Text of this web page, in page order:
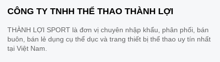
CÔNG TY TNHH THỂ THAO THÀNH LỢI
THÀNH LỢI SPORT là đơn vị chuyên nhập khẩu, phân phối, bán
buôn, bán lẻ dụng cụ thể dục và trang thiết bị thể thao uy tín nhất
tại Việt Nam.